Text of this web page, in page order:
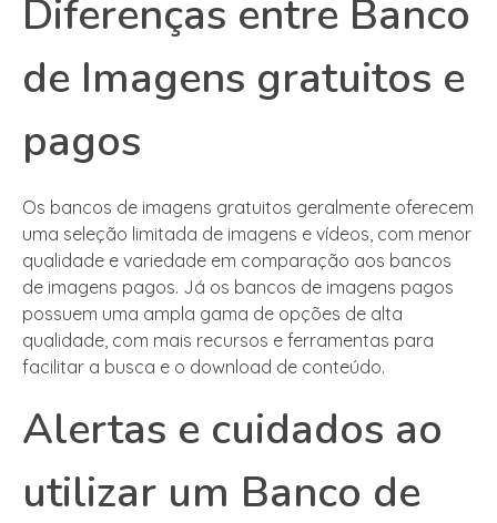
Diferenças entre Banco
de Imagens gratuitos e
pagos
Os bancos de imagens gratuitos geralmente oferecem
uma seleção limitada de imagens e vídeos, com menor
qualidade e variedade em comparação aos bancos
de imagens pagos. Já os bancos de imagens pagos
possuem uma ampla gama de opções de alta
qualidade, com mais recursos e ferramentas para
facilitar a busca e o download de conteúdo.
Alertas e cuidados ao
utilizar um Banco de